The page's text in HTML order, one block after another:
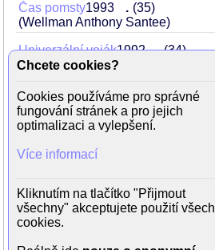
Čas pomsty1993 . 35
(Wellman Anthony Santee)
Univerzální voják1992 . 34
(Andrew Scott)
Zúčtování v malém Tokiu1991
(Sgt. Chris Kenne)
Temný anděl 1990
Rocky V1990
Mstitel1989 31 (Frank Castle)
Rudý škorpión1988 Brief
Chcete cookies?
Cookies používáme pro správné
fungování stránek a pro jejich
optimalizaci a vylepšení.
Více informací
Kliknutím na tlačítko "Přijmout
všechny" akceptujete použití všech
cookies.